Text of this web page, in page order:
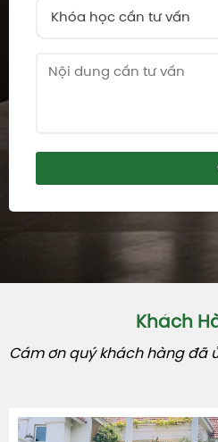
Khóa học cần tư vấn
Khách
Cám ơn quý khách hàng đã